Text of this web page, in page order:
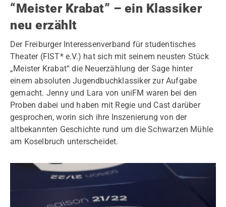
“Meister Krabat” – ein Klassiker
neu erzählt
Der Freiburger Interessenverband für studentisches
Theater (FIST* e.V.) hat sich mit seinem neusten Stück
„Meister Krabat“ die Neuerzählung der Sage hinter
einem absoluten Jugendbuchklassiker zur Aufgabe
gemacht. Jenny und Lara von uniFM waren bei den
Proben dabei und haben mit Regie und Cast darüber
gesprochen, worin sich ihre Inszenierung von der
altbekannten Geschichte rund um die Schwarzen Mühle
am Koselbruch unterscheidet.